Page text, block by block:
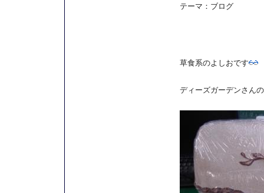
テーマ： ブログ
草食系のよしおです
ディーズガーデンさん